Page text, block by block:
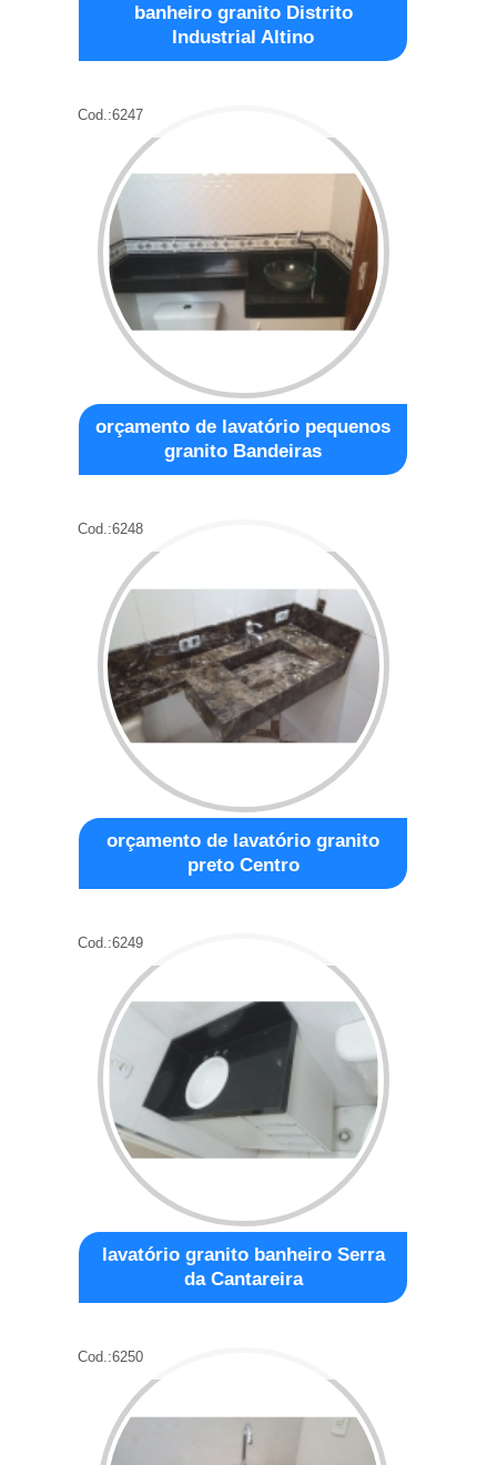
banheiro granito Distrito
Industrial Altino
Cod.:6247
orçamento de lavatório pequenos
granito Bandeiras
Cod.:6248
orçamento de lavatório granito
preto Centro
Cod.:6249
lavatório granito banheiro Serra
da Cantareira
Cod.:6250